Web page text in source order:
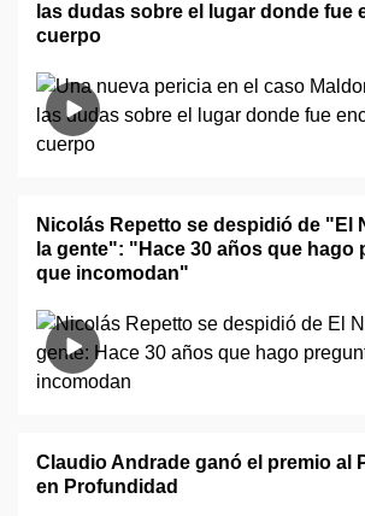
las dudas sobre el lugar donde fue
cuerpo
Nicolás Repetto se despidió de "El
la gente": "Hace 30 años que hago
que incomodan"
Claudio Andrade ganó el premio al
en Profundidad